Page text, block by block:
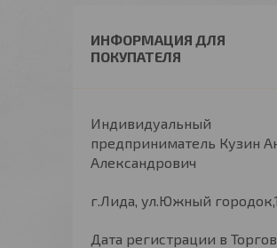
ИНФОРМАЦИЯ ДЛЯ
ПОКУПАТЕЛЯ
Индивидуальный
предприниматель Кузин
Александрович
г.Лида, ул.Южный
Дата регистрации в